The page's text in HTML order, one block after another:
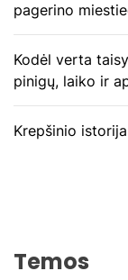
pagerino
Kodėl verta
pinigų, laiko ir
Krepšinio
Temos